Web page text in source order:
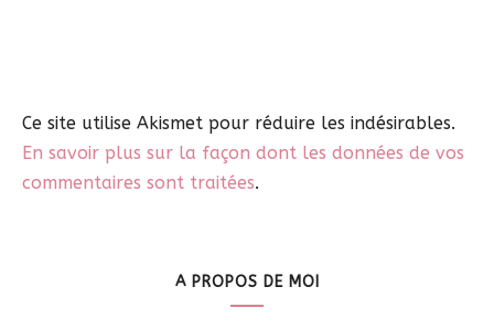
Ce site utilise Akismet pour réduire les indésirables.
En savoir plus sur la façon dont les données de vos
commentaires sont traitées.
A PROPOS DE MOI